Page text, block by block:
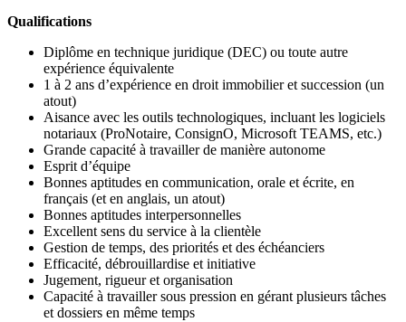
Qualifications
Diplôme en technique juridique (DEC) ou toute autre
expérience équivalente
1 à 2 ans d’expérience en droit immobilier et succession (un
atout)
Aisance avec les outils technologiques, incluant les logiciels
notariaux (ProNotaire, ConsignO, Microsoft TEAMS, etc.)
Grande capacité à travailler de manière autonome
Esprit d’équipe
Bonnes aptitudes en communication, orale et écrite, en
français (et en anglais, un atout)
Bonnes aptitudes interpersonnelles
Excellent sens du service à la clientèle
Gestion de temps, des priorités et des échéanciers
Efficacité, débrouillardise et initiative
Jugement, rigueur et organisation
Capacité à travailler sous pression en gérant plusieurs tâches
et dossiers en même temps